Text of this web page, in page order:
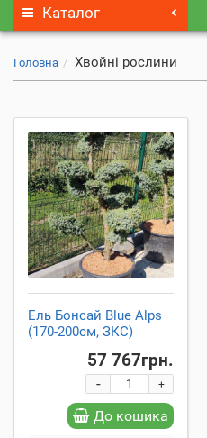
Каталог
Головна Хвойні рослини
Ель Бонсай Blue Alps
(170-200см, ЗКС)
57 767грн.
+
-
До кошика